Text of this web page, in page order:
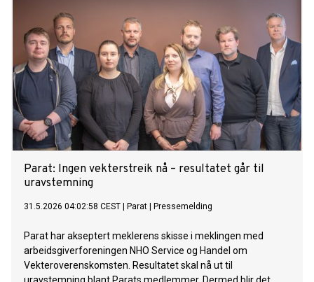
vil tiltre jobben i løpet av september. Jeg gleder meg til å ta
fatt på oppgaven med å gjøre Tankesmien Agenda til en
enda viktigere aktør for rødgrønn samling og en enda
tydeligere stemme i samfunnsdebatten i årene som
kommer. Hun viser til at Agenda har som ambisjon å både
utvikle politikk, dra debatt og ikke minst bygge bevegelse til
venstre for midten i norsk politikk, og ser den rollen som
svært viktig fremover. Vi ser hvordan høyresiden, og særlig
ytre høyre, styrker seg i hele Europa. Det er ingen grunn til å
tro at vi er vaksinert mot det samme her hjemme. Da mene
Parat: Ingen vekterstreik nå – resultatet går til
uravstemning
31.5.2026 04:02:58 CEST Parat Pressemelding
Parat har akseptert meklerens skisse i meklingen med
arbeidsgiverforeningen NHO Service og Handel om
Vekteroverenskomsten. Resultatet skal nå ut til